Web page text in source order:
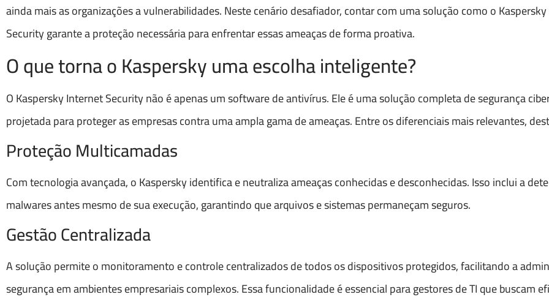
ainda mais as organizações a vulnerabilidades. Neste cenário desafiador, contar com uma solução como o
Security garante a proteção necessária para enfrentar essas ameaças de forma proativa.
O que torna o Kaspersky uma escolha inteligente?
O Kaspersky Internet Security não é apenas um software de antivírus. Ele é uma solução completa de segurança
projetada para proteger as empresas contra uma ampla gama de ameaças. Entre os diferenciais mais relevantes,
Proteção Multicamadas
Com tecnologia avançada, o Kaspersky identifica e neutraliza ameaças conhecidas e desconhecidas. Isso inclui a
malwares antes mesmo de sua execução, garantindo que arquivos e sistemas permaneçam seguros.
Gestão Centralizada
A solução permite o monitoramento e controle centralizados de todos os dispositivos protegidos, facilitando a
segurança em ambientes empresariais complexos. Essa funcionalidade é essencial para gestores de TI que buscam